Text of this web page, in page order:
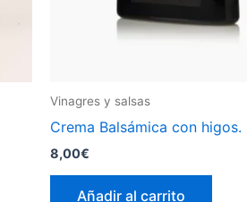
Vinagres y salsas
Crema Balsámica con higos.
8,00€
Añadir al carrito